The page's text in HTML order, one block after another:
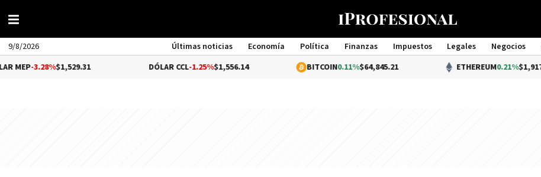
9/8/2026 Últimas noticias Economía Política Finanzas Impuestos Legales Negocios
Management
$1,529.31 -1.25%$1,556.14 0.11%$64,845.21 ETHEREUM0.21%$1,917.51